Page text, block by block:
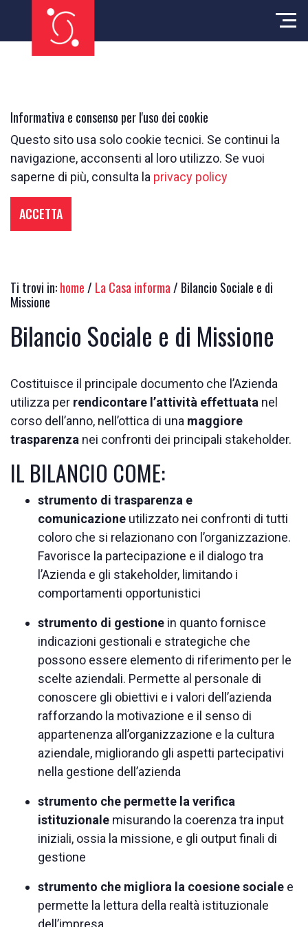
Informativa e consenso per l'uso dei cookie
Questo sito usa solo cookie tecnici. Se continui la
navigazione, acconsenti al loro utilizzo. Se vuoi
saperne di più, consulta la privacy policy
ACCETTA
Ti trovi in:home / La Casa informa / Bilancio Sociale e di
Missione
Bilancio Sociale e di Missione
Costituisce il principale documento che l’Azienda
utilizza per rendicontare l’attività effettuata nel
corso dell’anno, nell’ottica di una maggiore
trasparenza nei confronti dei principali stakeholder.
IL BILANCIO COME:
strumento di trasparenza e
comunicazione utilizzato nei confronti di tutti
coloro che si relazionano con l’organizzazione.
Favorisce la partecipazione e il dialogo tra
l’Azienda e gli stakeholder, limitando i
comportamenti opportunistici
strumento di gestione in quanto fornisce
indicazioni gestionali e strategiche che
possono essere elemento di riferimento per le
scelte aziendali. Permette al personale di
conoscere gli obiettivi e i valori dell’azienda
rafforzando la motivazione e il senso di
appartenenza all’organizzazione e la cultura
aziendale, migliorando gli aspetti partecipativi
nella gestione dell’azienda
strumento che permette la verifica
istituzionale misurando la coerenza tra input
iniziali, ossia la missione, e gli output finali di
gestione
strumento che migliora la coesione sociale e
permette la lettura della realtà istituzionale
dell’impresa.